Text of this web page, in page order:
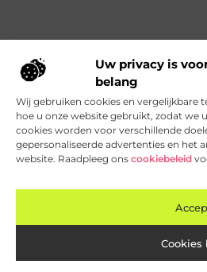
Uw privacy is
belang
Wij gebruiken cookies en vergelijkbare
hoe u onze website gebruikt, zodat we
cookies worden voor verschillende
gepersonaliseerde advertenties en het
website. Raadpleeg ons cookiebeleid
Cookies